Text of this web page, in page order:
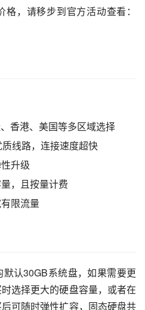
，请移步到官方活动查看：
香港、美国等多区域选择
线路，连接速度超快
升级
，且按量计费
限流量
认30GB系统盘，如果需要更
选择更大的硬盘容量，或者在
可随时弹性扩容，固态硬盘共